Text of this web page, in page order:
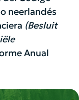
neerlandés
(Besluit
Anual